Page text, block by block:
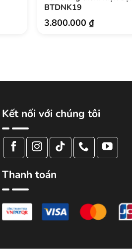
BTDNK19
3.800.000 ₫
Kết nối với chúng tôi
Thanh toán